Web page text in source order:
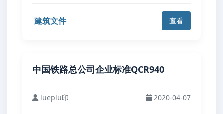
建筑文件 查看
中国铁路总公司企业标准QCR940
lueplu印 2020-04-07